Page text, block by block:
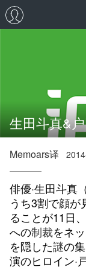
生田斗真&
Memoars译
俳優·生田斗真
うち3割で顔が
ることが11日
への制裁をネ
を隠した謎の
演のヒロイン·